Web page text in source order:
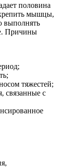
половина
мышцы,
выполнять
Причины
тяжестей;
связанные с